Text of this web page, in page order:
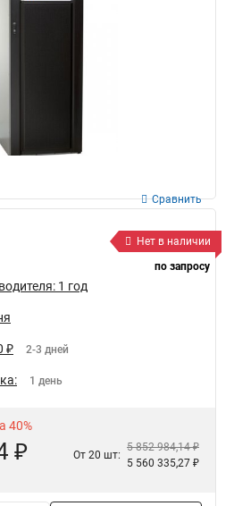
Сравнить
Нет в наличии
по запросу
1 год
₽ 2-3 дней
1 день
40%
₽ От 20 шт:
5 852 984,14 ₽
5 560 335,27 ₽